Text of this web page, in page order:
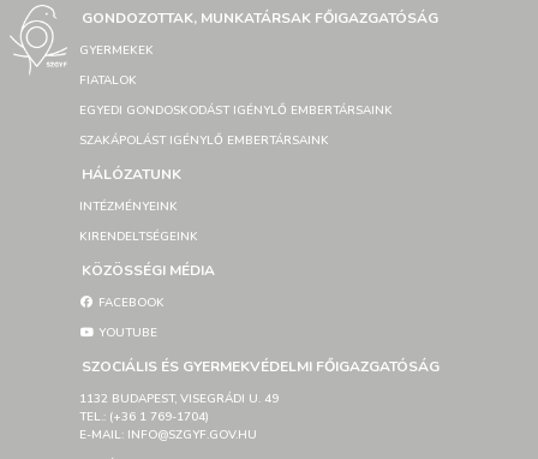
GONDOZOTTAK, MUNKATÁRSAK FŐIGAZGATÓSÁG
GYERMEKEK
FIATALOK
EGYEDI GONDOSKODÁST IGÉNYLŐ EMBERTÁRSAINK
SZAKÁPOLÁST IGÉNYLŐ EMBERTÁRSAINK
HÁLÓZATUNK
INTÉZMÉNYEINK
KIRENDELTSÉGEINK
KÖZÖSSÉGI MÉDIA
FACEBOOK
YOUTUBE
SZOCIÁLIS ÉS GYERMEKVÉDELMI FŐIGAZGATÓSÁG
1132 BUDAPEST, VISEGRÁDI U. 49
TEL.: (+36 1 769-1704)
E-MAIL: INFO@SZGYF.GOV.HU